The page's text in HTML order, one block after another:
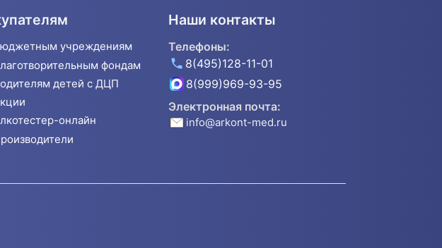
учреждениям
фондам
детей с ДЦП
онлайн
Наши контакты
Телефоны:
8(495)128-11-01
8(999)969-93-95
Электронная почта:
info@arkont-med.ru